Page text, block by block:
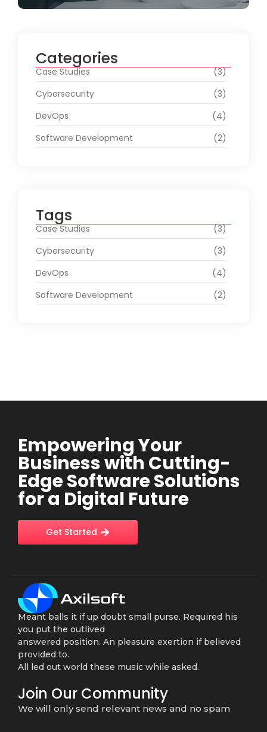
Categories
Case Studies
(3)
Cybersecurity
(3)
DevOps
(4)
Software Development
(2)
Tags
Case Studies
(3)
Cybersecurity
(3)
DevOps
(4)
Software Development
(2)
Empowering Your
Business with Cutting-
Edge Software Solutions
for a Digital Future
Get Started
Meant balls it if up doubt small purse. Required his
you put the outlived
answered position. An pleasure exertion if believed
provided to.
All led out world these music while asked.
Join Our Community
We will only send relevant news and no spam